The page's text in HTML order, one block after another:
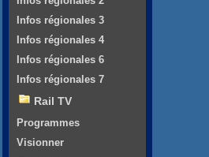
Infos régionales 3
Infos régionales 4
Infos régionales 6
Infos régionales 7
Rail TV
Programmes
Visionner